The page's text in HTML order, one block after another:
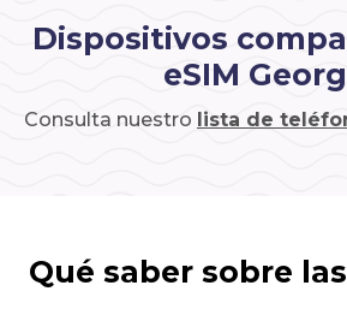
Dispositivos
eSIM
Consulta nuestro lista de
Qué saber sobre